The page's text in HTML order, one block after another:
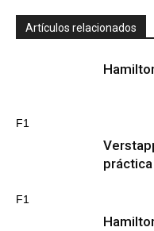
Artículos relacionados
F1
F1